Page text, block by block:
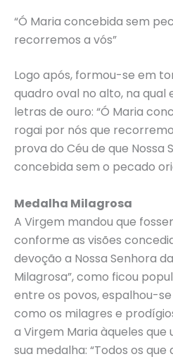
“Ó Maria concebida sem
recorremos a vós”
Logo após, formou-se em
quadro oval no alto, na
letras de ouro: “Ó Maria
rogai por nós que
prova do Céu de que Nossa
concebida sem o pecado
Medalha Milagrosa
A Virgem mandou que
conforme as visões
devoção a Nossa Senhora
Milagrosa”, como ficou
entre os povos, espalhou-
como os milagres e
a Virgem Maria àqueles
sua medalha: “Todos os